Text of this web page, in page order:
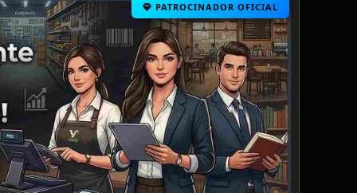
PATROCINADOR OFICIAL